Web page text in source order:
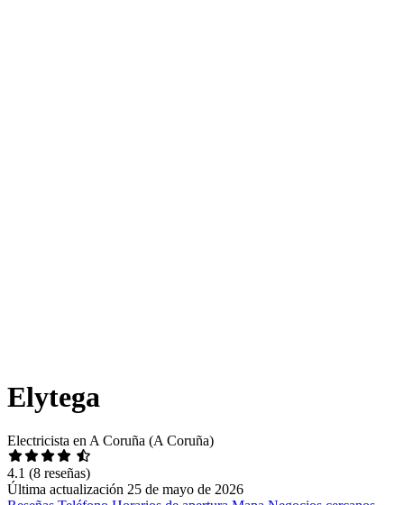
Elytega
Electricista en A Coruña (A Coruña)
4.1 (8 reseñas)
Última actualización 25 de mayo de 2026